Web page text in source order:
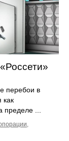
перебои в
как
пределе ...
,